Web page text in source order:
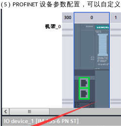
(5 ) PROFINET 设备参数配置，可以自定